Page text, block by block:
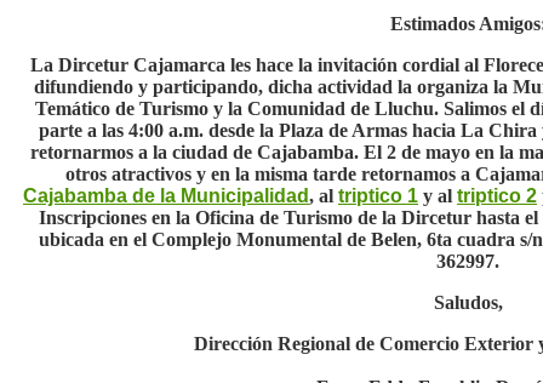
Estimados
La Dircetur Cajamarca les hace la invitación cordial al
difundiendo y participando, dicha actividad la organiza la
Temático de Turismo y la Comunidad de Lluchu. Salimos el
parte a las 4:00 a.m. desde la Plaza de Armas hacia La
retornarmos a la ciudad de Cajabamba. El 2 de mayo en la
otros atractivos y en la misma tarde retornamos a
Cajabamba de la Municipalidad, al triptico 1 y al triptico 2
Inscripciones en la Oficina de Turismo de la Dircetur hasta
ubicada en el Complejo Monumental de Belen, 6ta cuadra
362997.
Saludos,
Dirección Regional de Comercio Exterior